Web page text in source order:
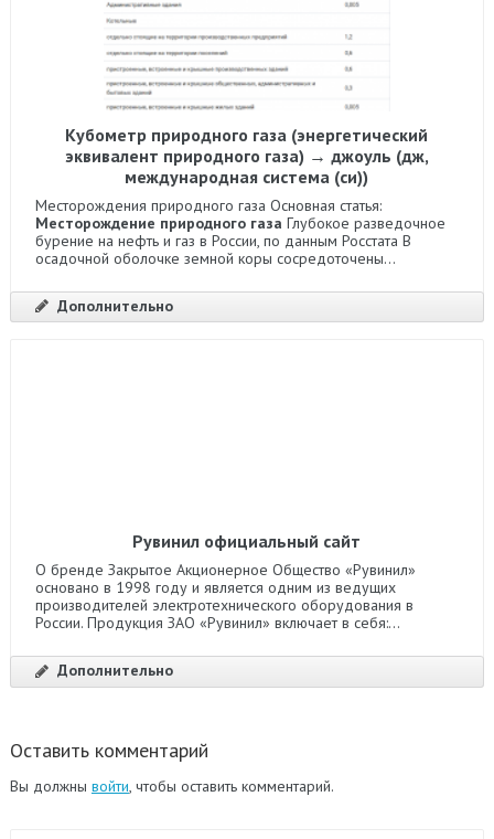
Кубометр природного газа (энергетический
эквивалент природного газа) → джоуль (дж,
международная система (си))
Месторождения природного газа Основная статья:
Месторождение природного газа Глубокое разведочное
бурение на нефть и газ в России, по данным Росстата В
осадочной оболочке земной коры сосредоточены...
Дополнительно
Рувинил официальный сайт
О бренде Закрытое Акционерное Общество «Рувинил»
основано в 1998 году и является одним из ведущих
производителей электротехнического оборудования в
России. Продукция ЗАО «Рувинил» включает в себя:...
Дополнительно
Оставить комментарий
Вы должны войти , чтобы оставить комментарий.